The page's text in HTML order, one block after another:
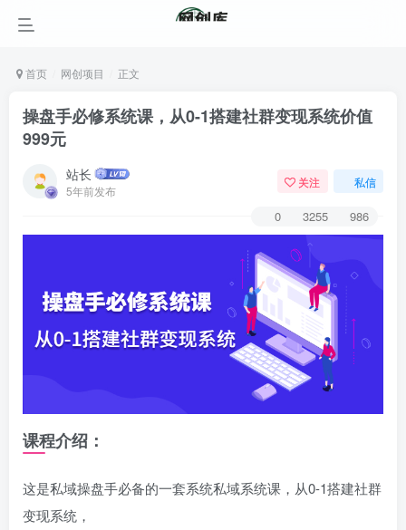
首页 网创项目 正文
操盘手必修系统课，从0-1搭建社群变现系统价值
999元
站长
5年前发布
关注 私信
0 3255 986
课程介绍：
这是私域操盘手必备的一套系统私域系统课，从0-1搭建社群
变现系统，